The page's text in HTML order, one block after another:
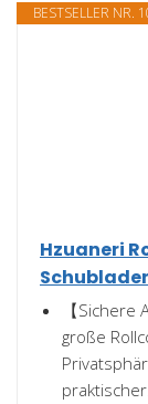
BESTSELLER NR.
Hzuaneri
【
große